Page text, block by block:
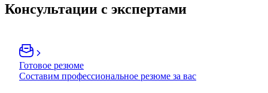
Консультации с экспертами
Готовое резюме
Составим профессиональное резюме за вас